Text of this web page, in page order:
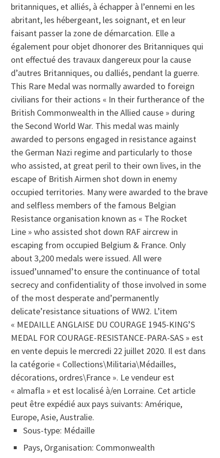
britanniques, et alliés, à échapper à l’ennemi en les
abritant, les hébergeant, les soignant, et en leur
faisant passer la zone de démarcation. Elle a
également pour objet dhonorer des Britanniques qui
ont effectué des travaux dangereux pour la cause
d’autres Britanniques, ou dalliés, pendant la guerre.
This Rare Medal was normally awarded to foreign
civilians for their actions « In their furtherance of the
British Commonwealth in the Allied cause » during
the Second World War. This medal was mainly
awarded to persons engaged in resistance against
the German Nazi regime and particularly to those
who assisted, at great peril to their own lives, in the
escape of British Airmen shot down in enemy
occupied territories. Many were awarded to the brave
and selfless members of the famous Belgian
Resistance organisation known as « The Rocket
Line » who assisted shot down RAF aircrew in
escaping from occupied Belgium & France. Only
about 3,200 medals were issued. All were
issued’unnamed’to ensure the continuance of total
secrecy and confidentiality of those involved in some
of the most desperate and’permanently
delicate’resistance situations of WW2. L’item
« MEDAILLE ANGLAISE DU COURAGE 1945-KING’S
MEDAL FOR COURAGE-RESISTANCE-PARA-SAS » est
en vente depuis le mercredi 22 juillet 2020. Il est dans
la catégorie « Collections\Militaria\Médailles,
décorations, ordres\France ». Le vendeur est
« almafla » et est localisé à/en Lorraine. Cet article
peut être expédié aux pays suivants: Amérique,
Europe, Asie, Australie.
Sous-type: Médaille
Pays, Organisation: Commonwealth